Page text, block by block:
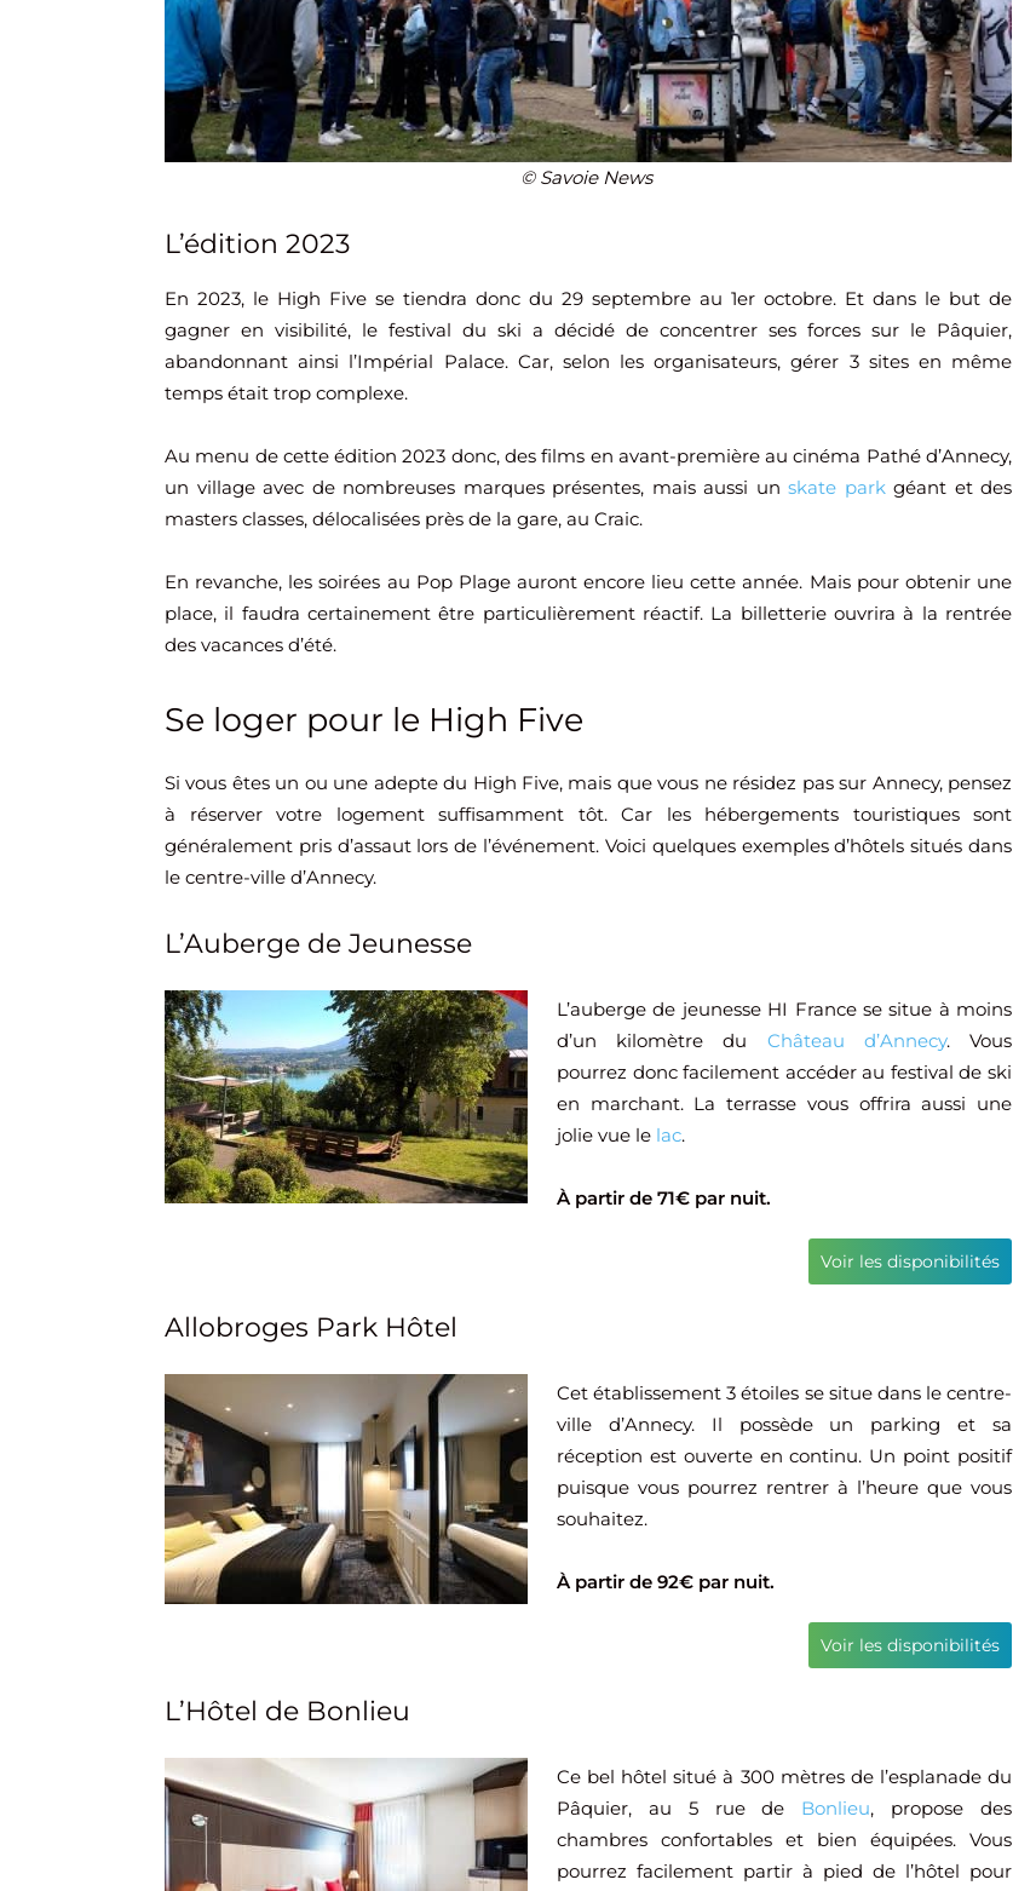
© Savoie News
L’édition 2023
En 2023, le High Five se tiendra donc du 29 septembre au 1er octobre. Et dans le but de
gagner en visibilité, le festival du ski a décidé de concentrer ses forces sur le Pâquier,
abandonnant ainsi l’Impérial Palace. Car, selon les organisateurs, gérer 3 sites en même
temps était trop complexe.
Au menu de cette édition 2023 donc, des films en avant-première au cinéma Pathé d’Annecy,
un village avec de nombreuses marques présentes, mais aussi un skate parkgéant et des
masters classes, délocalisées près de la gare, au Craic.
En revanche, les soirées au Pop Plage auront encore lieu cette année. Mais pour obtenir une
place, il faudra certainement être particulièrement réactif. La billetterie ouvrira à la rentrée
des vacances d’été.
Se loger pour le High Five
Si vous êtes un ou une adepte du High Five, mais que vous ne résidez pas sur Annecy, pensez
à réserver votre logement suffisamment tôt. Car les hébergements touristiques sont
généralement pris d’assaut lors de l’événement. Voici quelques exemples d’hôtels situés dans
le centre-ville d’Annecy.
L’Auberge de Jeunesse
L’auberge de jeunesse HI France se situe à moins
d’un kilomètre du Château d’Annecy. Vous
pourrez donc facilement accéder au festival de ski
en marchant. La terrasse vous offrira aussi une
jolie vue le lac.
À partir de 71€ par nuit.
Voir les disponibilités
Allobroges Park Hôtel
Cet établissement 3 étoiles se situe dans le centre-
ville d’Annecy. Il possède un parking et sa
réception est ouverte en continu. Un point positif
puisque vous pourrez rentrer à l’heure que vous
souhaitez.
À partir de 92€ par nuit.
Voir les disponibilités
L’Hôtel de Bonlieu
Ce bel hôtel situé à 300 mètres de l’esplanade du
Pâquier, au 5 rue de Bonlieu, propose des
chambres confortables et bien équipées. Vous
pourrez facilement partir à pied de l’hôtel pour